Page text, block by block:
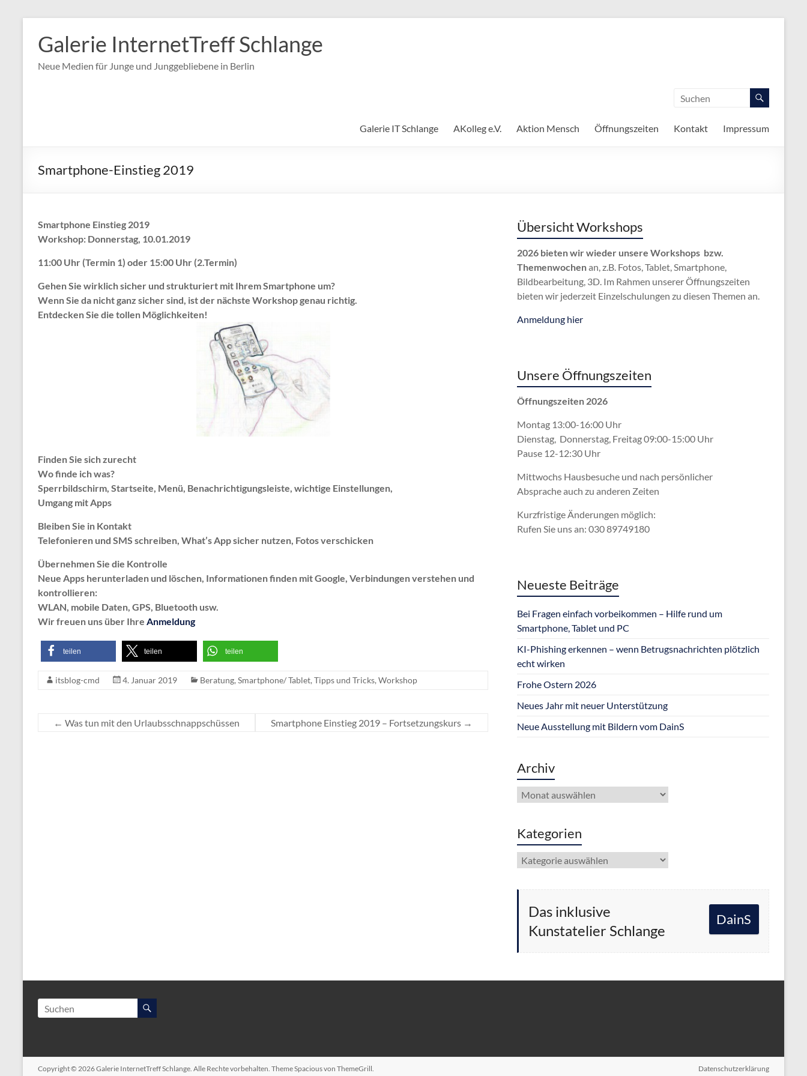
Inhalt
springen
Galerie InternetTreff Schlange
Neue Medien für Junge und Junggebliebene in Berlin
Galerie IT Schlange AKolleg e.V. Aktion Mensch Öffnungszeiten Kontakt Impressum
Smartphone-Einstieg 2019
Smartphone Einstieg 2019
Workshop: Donnerstag, 10.01.2019
11:00 Uhr (Termin 1) oder 15:00 Uhr (2.Termin)
Gehen Sie wirklich sicher und strukturiert mit Ihrem Smartphone um?
Wenn Sie da nicht ganz sicher sind, ist der nächste Workshop genau richtig.
Entdecken Sie die tollen Möglichkeiten!
Finden Sie sich zurecht
Wo finde ich was?
Sperrbildschirm, Startseite, Menü, Benachrichtigungsleiste, wichtige Einstellungen,
Umgang mit Apps
Bleiben Sie in Kontakt
Telefonieren und SMS schreiben, What’s App sicher nutzen, Fotos verschicken
Übernehmen Sie die Kontrolle
Neue Apps herunterladen und löschen, Informationen finden mit Google, Verbindungen verstehen und
kontrollieren:
WLAN, mobile Daten, GPS, Bluetooth usw.
Wir freuen uns über Ihre Anmeldung
teilen teilen teilen
itsblog-cmd 4. Januar 2019 Beratung, Smartphone/ Tablet, Tipps und Tricks, Workshop
← Was tun mit den Urlaubsschnappschüssen Smartphone Einstieg 2019 – Fortsetzungskurs →
Übersicht Workshops
2026 bieten wir wieder unsere Workshops bzw.
Themenwochenan, z.B. Fotos, Tablet, Smartphone,
Bildbearbeitung, 3D. Im Rahmen unserer Öffnungszeiten
bieten wir jederzeit Einzelschulungen zu diesen Themen an.
Anmeldung hier
Unsere Öffnungszeiten
Öffnungszeiten 2026
Montag 13:00-16:00 Uhr
Dienstag, Donnerstag, Freitag 09:00-15:00 Uhr
Pause 12-12:30 Uhr
Mittwochs Hausbesuche und nach persönlicher
Abspracheauch zu anderen Zeiten
Kurzfristige Änderungen möglich:
Rufen Sie uns an: 030 89749180
Neueste Beiträge
Bei Fragen einfach vorbeikommen – Hilfe rund um
Smartphone, Tablet und PC
KI-Phishing erkennen – wenn Betrugsnachrichten plötzlich
echt wirken
Frohe Ostern 2026
Neues Jahr mit neuer Unterstützung
Neue Ausstellung mit Bildern vom DainS
Archiv
Archiv
Kategorien
Kategorien
Das inklusive
Kunstatelier Schlange
DainS
Copyright © 2026Galerie InternetTreff Schlange. Alle Rechte vorbehalten. ThemeSpaciousvon ThemeGrill.
Datenschutzerklärung